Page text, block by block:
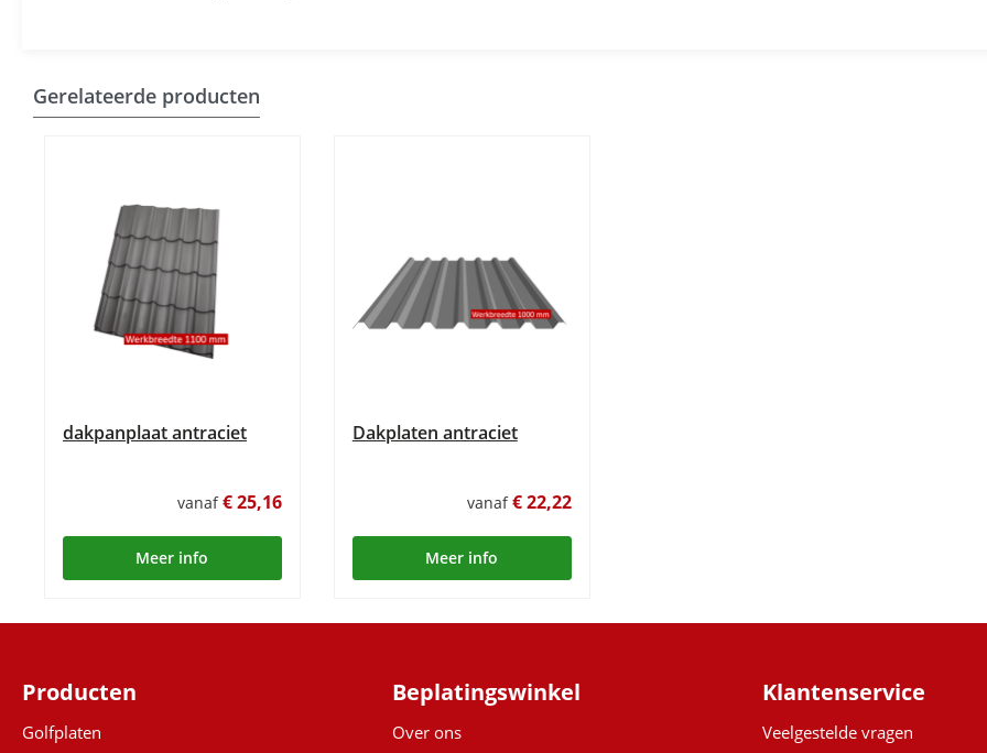
Gerelateerde producten
dakpanplaat antraciet
vanaf€ 25,16
Meer info
Dakplaten antraciet
vanaf€ 22,22
Meer info
Producten
Golfplaten
Beplatingswinkel
Over ons
Klantenservice
Veelgestelde vragen